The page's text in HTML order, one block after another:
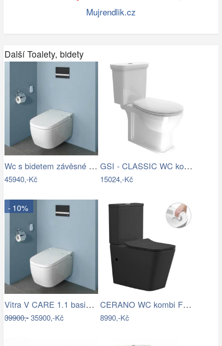
Mujrendlik.cz
Další Toalety, bidety
Wc s bidetem závěsné VitrA V Care…
45940,-Kč
GSI - CLASSIC WC kombi, spodní/zadní…
15024,-Kč
- 10%
Vitra V CARE 1.1 basic bidet + wc,…
39900,-35900,-Kč
CERANO WC kombi Forte, Rimless + Slim…
8990,-Kč